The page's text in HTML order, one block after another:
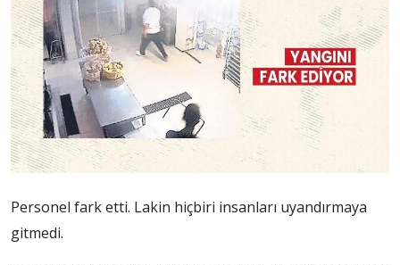
Personel fark etti. Lakin hiçbiri insanları uyandırmaya
gitmedi.